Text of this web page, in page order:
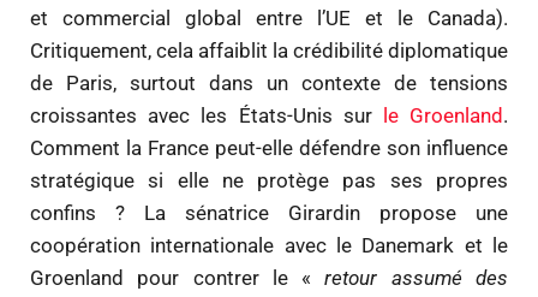
et commercial global entre l’UE et le Canada).
Critiquement, cela affaiblit la crédibilité diplomatique
de Paris, surtout dans un contexte de tensions
croissantes avec les États-Unis sur
le Groenland .
Comment la France peut-elle défendre son influence
stratégique si elle ne protège pas ses propres
confins ? La sénatrice Girardin propose une
coopération internationale avec le Danemark et le
Groenland pour contrer le «retour assumé des